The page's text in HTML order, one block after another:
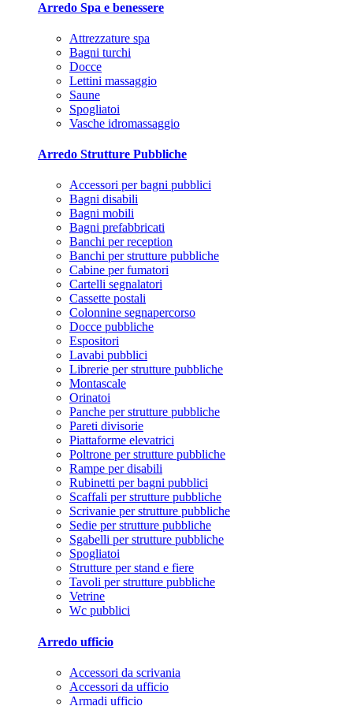
Arredo Spa e benessere
Attrezzature spa
Bagni turchi
Docce
Lettini massaggio
Saune
Spogliatoi
Vasche idromassaggio
Arredo Strutture Pubbliche
Accessori per bagni pubblici
Bagni disabili
Bagni mobili
Bagni prefabbricati
Banchi per reception
Banchi per strutture pubbliche
Cabine per fumatori
Cartelli segnalatori
Cassette postali
Colonnine segnapercorso
Docce pubbliche
Espositori
Lavabi pubblici
Librerie per strutture pubbliche
Montascale
Orinatoi
Panche per strutture pubbliche
Pareti divisorie
Piattaforme elevatrici
Poltrone per strutture pubbliche
Rampe per disabili
Rubinetti per bagni pubblici
Scaffali per strutture pubbliche
Scrivanie per strutture pubbliche
Sedie per strutture pubbliche
Sgabelli per strutture pubbliche
Spogliatoi
Strutture per stand e fiere
Tavoli per strutture pubbliche
Vetrine
Wc pubblici
Arredo ufficio
Accessori da scrivania
Accessori da ufficio
Armadi ufficio